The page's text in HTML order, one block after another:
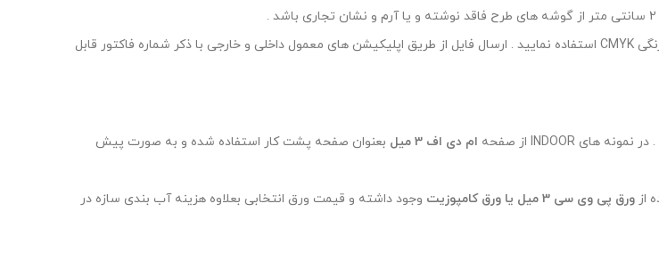
برای ارسال فایل چاپ با توجه به توضیحات بالا از فرمت jpg با رزلوشن ۱۵۰ dpi و فرمت رنگی CMYK استفاده نمایید . ارسال فایل از طریق اپلیکیشن های معمول داخلی و خارجی با ذکر شماره فاکتور قابل
. در نمونه های INDOOR از صفحه ام دی اف 3 میل
بعنوان صفحه پشت کار استفاده شده و به صورت پیش
ورق پی وی سی 3 میل یا ورق کامپوزیت
وجود داشته و قیمت ورق انتخابی بعلاوه هزینه آب بندی سازه در